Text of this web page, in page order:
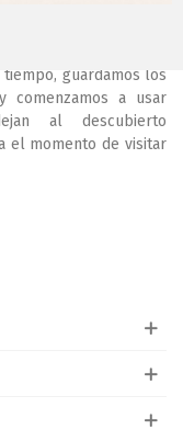
guardamos los
comenzamos a usar
al descubierto
el momento de visitar